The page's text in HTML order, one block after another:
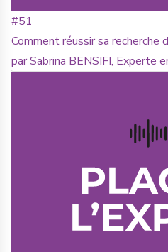
#51
Comment réussir sa recherche
par Sabrina BENSIFI, Experte